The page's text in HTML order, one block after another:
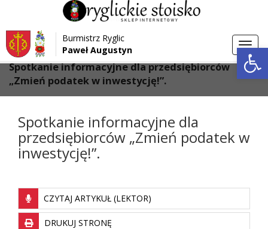
Przejdź do menu
Przejdź do głównej treści strony
Przejdź do stopki strony
Burmistrz Ryglic
Paweł Augustyn
Strona główna > Aktualności
Spotkanie informacyjne dla przedsiębiorców
„Zmień podatek w inwestycję!”.
Spotkanie informacyjne dla
przedsiębiorców „Zmień podatek w
inwestycję!”.
CZYTAJ ARTYKUŁ (LEKTOR)
DRUKUJ STRONĘ